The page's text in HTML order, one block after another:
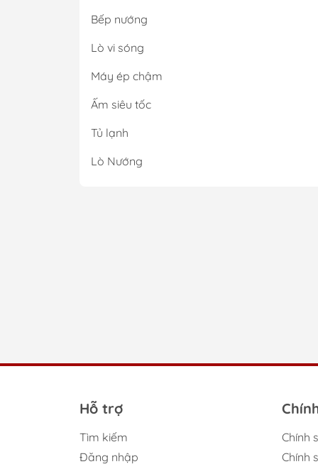
Các
Bếp nướng
Lò vi sóng
Máy ép chậm
Ấm siêu tốc
Tủ lạnh
Lò Nướng
Hỗ trợ
Tìm kiếm
Đăng nhập
Chính
Chính